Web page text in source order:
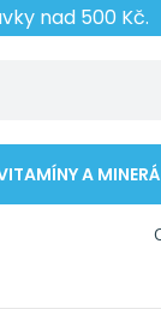
nad 500 Kč.
A